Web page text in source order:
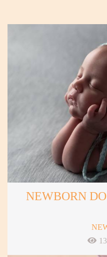
NEWBORN